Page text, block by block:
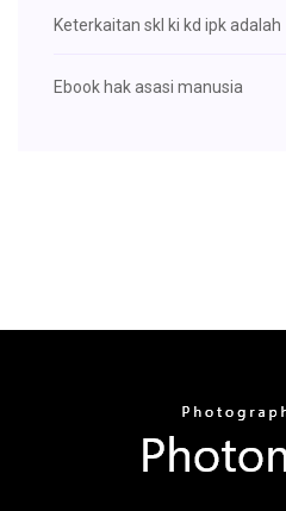
Keterkaitan skl ki kd ipk adalah
Ebook hak asasi manusia